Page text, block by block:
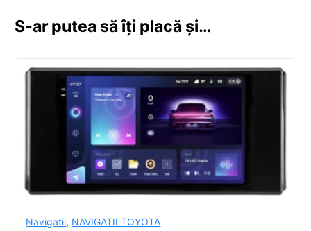
S-ar putea să îți placă și…
Navigatii, NAVIGATII TOYOTA